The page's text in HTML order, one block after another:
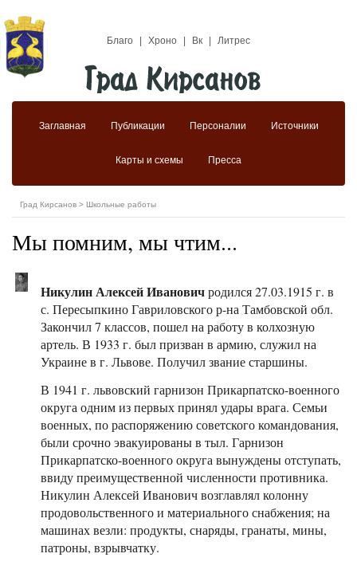
Благо Хроно Вк Литрес
Заглавная Публикации Персоналии Источники
Карты и схемы Пресса
Град Кирсанов > Школьные работы
Мы помним, мы чтим...
Никулин Алексей Ивановичродился 27.03.1915 г. в
с. Пересыпкино Гавриловского р-на Тамбовской обл.
Закончил 7 классов, пошел на работу в колхозную
артель. В 1933 г. был призван в армию, служил на
Украине в г. Львове. Получил звание старшины.
В 1941 г. львовский гарнизон Прикарпатско-военного
округа одним из первых принял удары врага. Семьи
военных, по распоряжению советского командования,
были срочно эвакуированы в тыл. Гарнизон
Прикарпатско-военного округа вынуждены отступать,
ввиду преимущественной численности противника.
Никулин Алексей Иванович возглавлял колонну
продовольственного и материального снабжения; на
машинах везли: продукты, снаряды, гранаты, мины,
патроны, взрывчатку.